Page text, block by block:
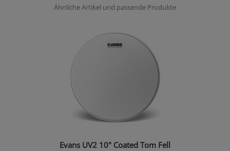
Ähnliche Artikel und passende Produkte
Evans UV2 10" Coated Tom Fell